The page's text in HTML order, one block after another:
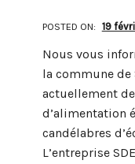
POSTED ON: 19
Nous vous
la commune
actuellement
d’alimentation
candélabres
L’entreprise